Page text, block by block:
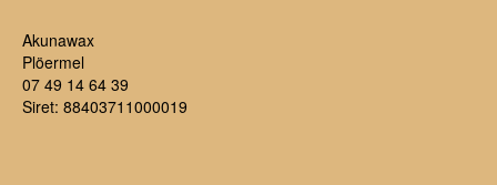
Akunawax
Plöermel
07 49 14 64 39
Siret: 88403711000019